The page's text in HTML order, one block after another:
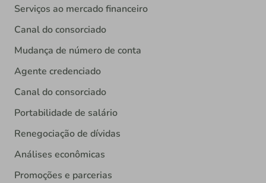
Serviços ao mercado financeiro
Canal do consorciado
Mudança de número de conta
Agente credenciado
Canal do consorciado
Portabilidade de salário
Renegociação de dívidas
Análises econômicas
Promoções e parcerias